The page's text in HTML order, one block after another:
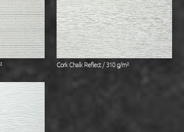
Cork Chalk Reflect / 310 g/m²